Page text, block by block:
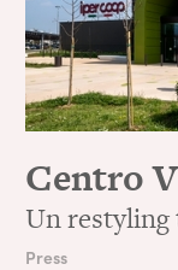
Centro
Un restyling
Press